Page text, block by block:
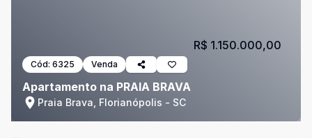
Cód: 6325 Venda
Apartamento na PRAIA BRAVA
Praia Brava, Florianópolis - SC
R$ 1.150.000,00